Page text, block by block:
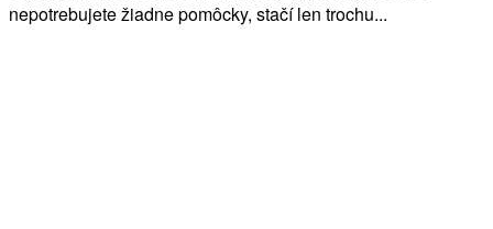
nepotrebujete žiadne pomôcky, stačí len trochu...